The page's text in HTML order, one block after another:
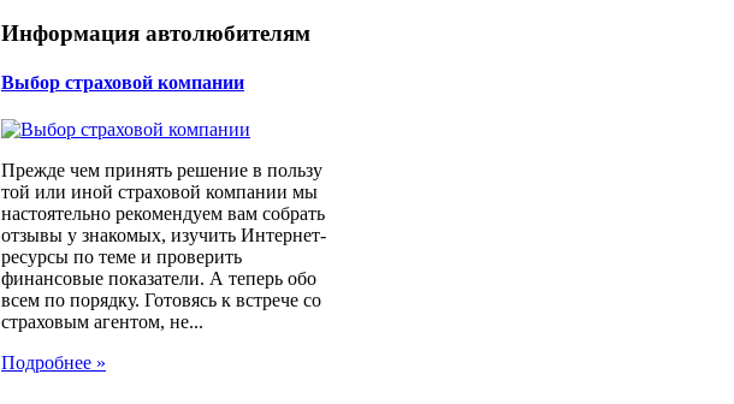
Информация автолюбителям
Выбор страховой компании
Прежде чем принять решение в пользу
той или иной страховой компании мы
настоятельно рекомендуем вам собрать
отзывы у знакомых, изучить Интернет-
ресурсы по теме и проверить
финансовые показатели. А теперь обо
всем по порядку. Готовясь к встрече со
страховым агентом, не...
Подробнее »